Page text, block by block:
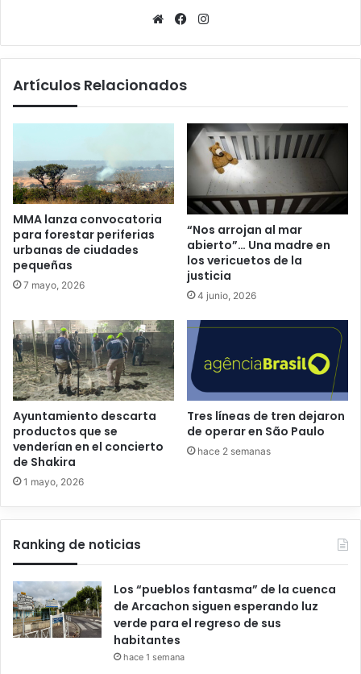
Sitio
Facebook
Artículos Relacionados
MMA lanza convocatoria
para forestar periferias
urbanas de ciudades
pequeñas
7 mayo, 2026
“Nos arrojan al mar
abierto”… Una madre en
los vericuetos de la
justicia
4 junio, 2026
Ayuntamiento descarta
productos que se
venderían en el concierto
de Shakira
1 mayo, 2026
Tres líneas de tren dejaron
de operar en São Paulo
hace 2 semanas
Ranking de noticias
Los “pueblos fantasma” de la cuenca
de Arcachon siguen esperando luz
verde para el regreso de sus
habitantes
hace 1 semana